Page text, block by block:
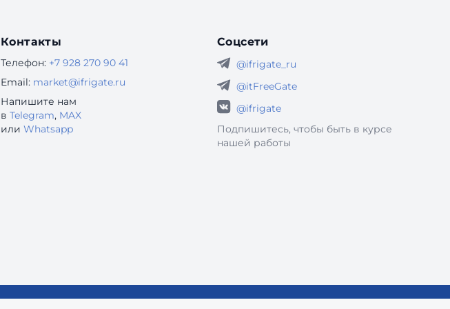
Контакты
Телефон: +7 928 270 90 41
Email: market@ifrigate.ru
Напишите нам
в Telegram, MAX
или Whatsapp
Соцсети
@ifrigate_ru
@itFreeGate
@ifrigate
Подпишитесь, чтобы быть в курсе
нашей работы